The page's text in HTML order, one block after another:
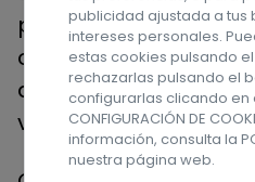
pleno derecho,
objetos sobre los
que puedan a
vidas”, explican
publicidad ajustada a tus
intereses personales.
estas cookies pulsando el
rechazarlas pulsando el
configurarlas clicando
CONFIGURACIÓN DE
información, consulta la
nuestra página web.